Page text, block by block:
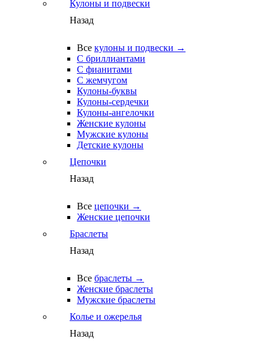
Кулоны и подвески
Назад
Все кулоны и подвески →
С бриллиантами
С фианитами
С жемчугом
Кулоны-буквы
Кулоны-сердечки
Кулоны-ангелочки
Женские кулоны
Мужские кулоны
Детские кулоны
Цепочки
Назад
Все цепочки →
Женские цепочки
Браслеты
Назад
Все браслеты →
Женские браслеты
Мужские браслеты
Колье и ожерелья
Назад